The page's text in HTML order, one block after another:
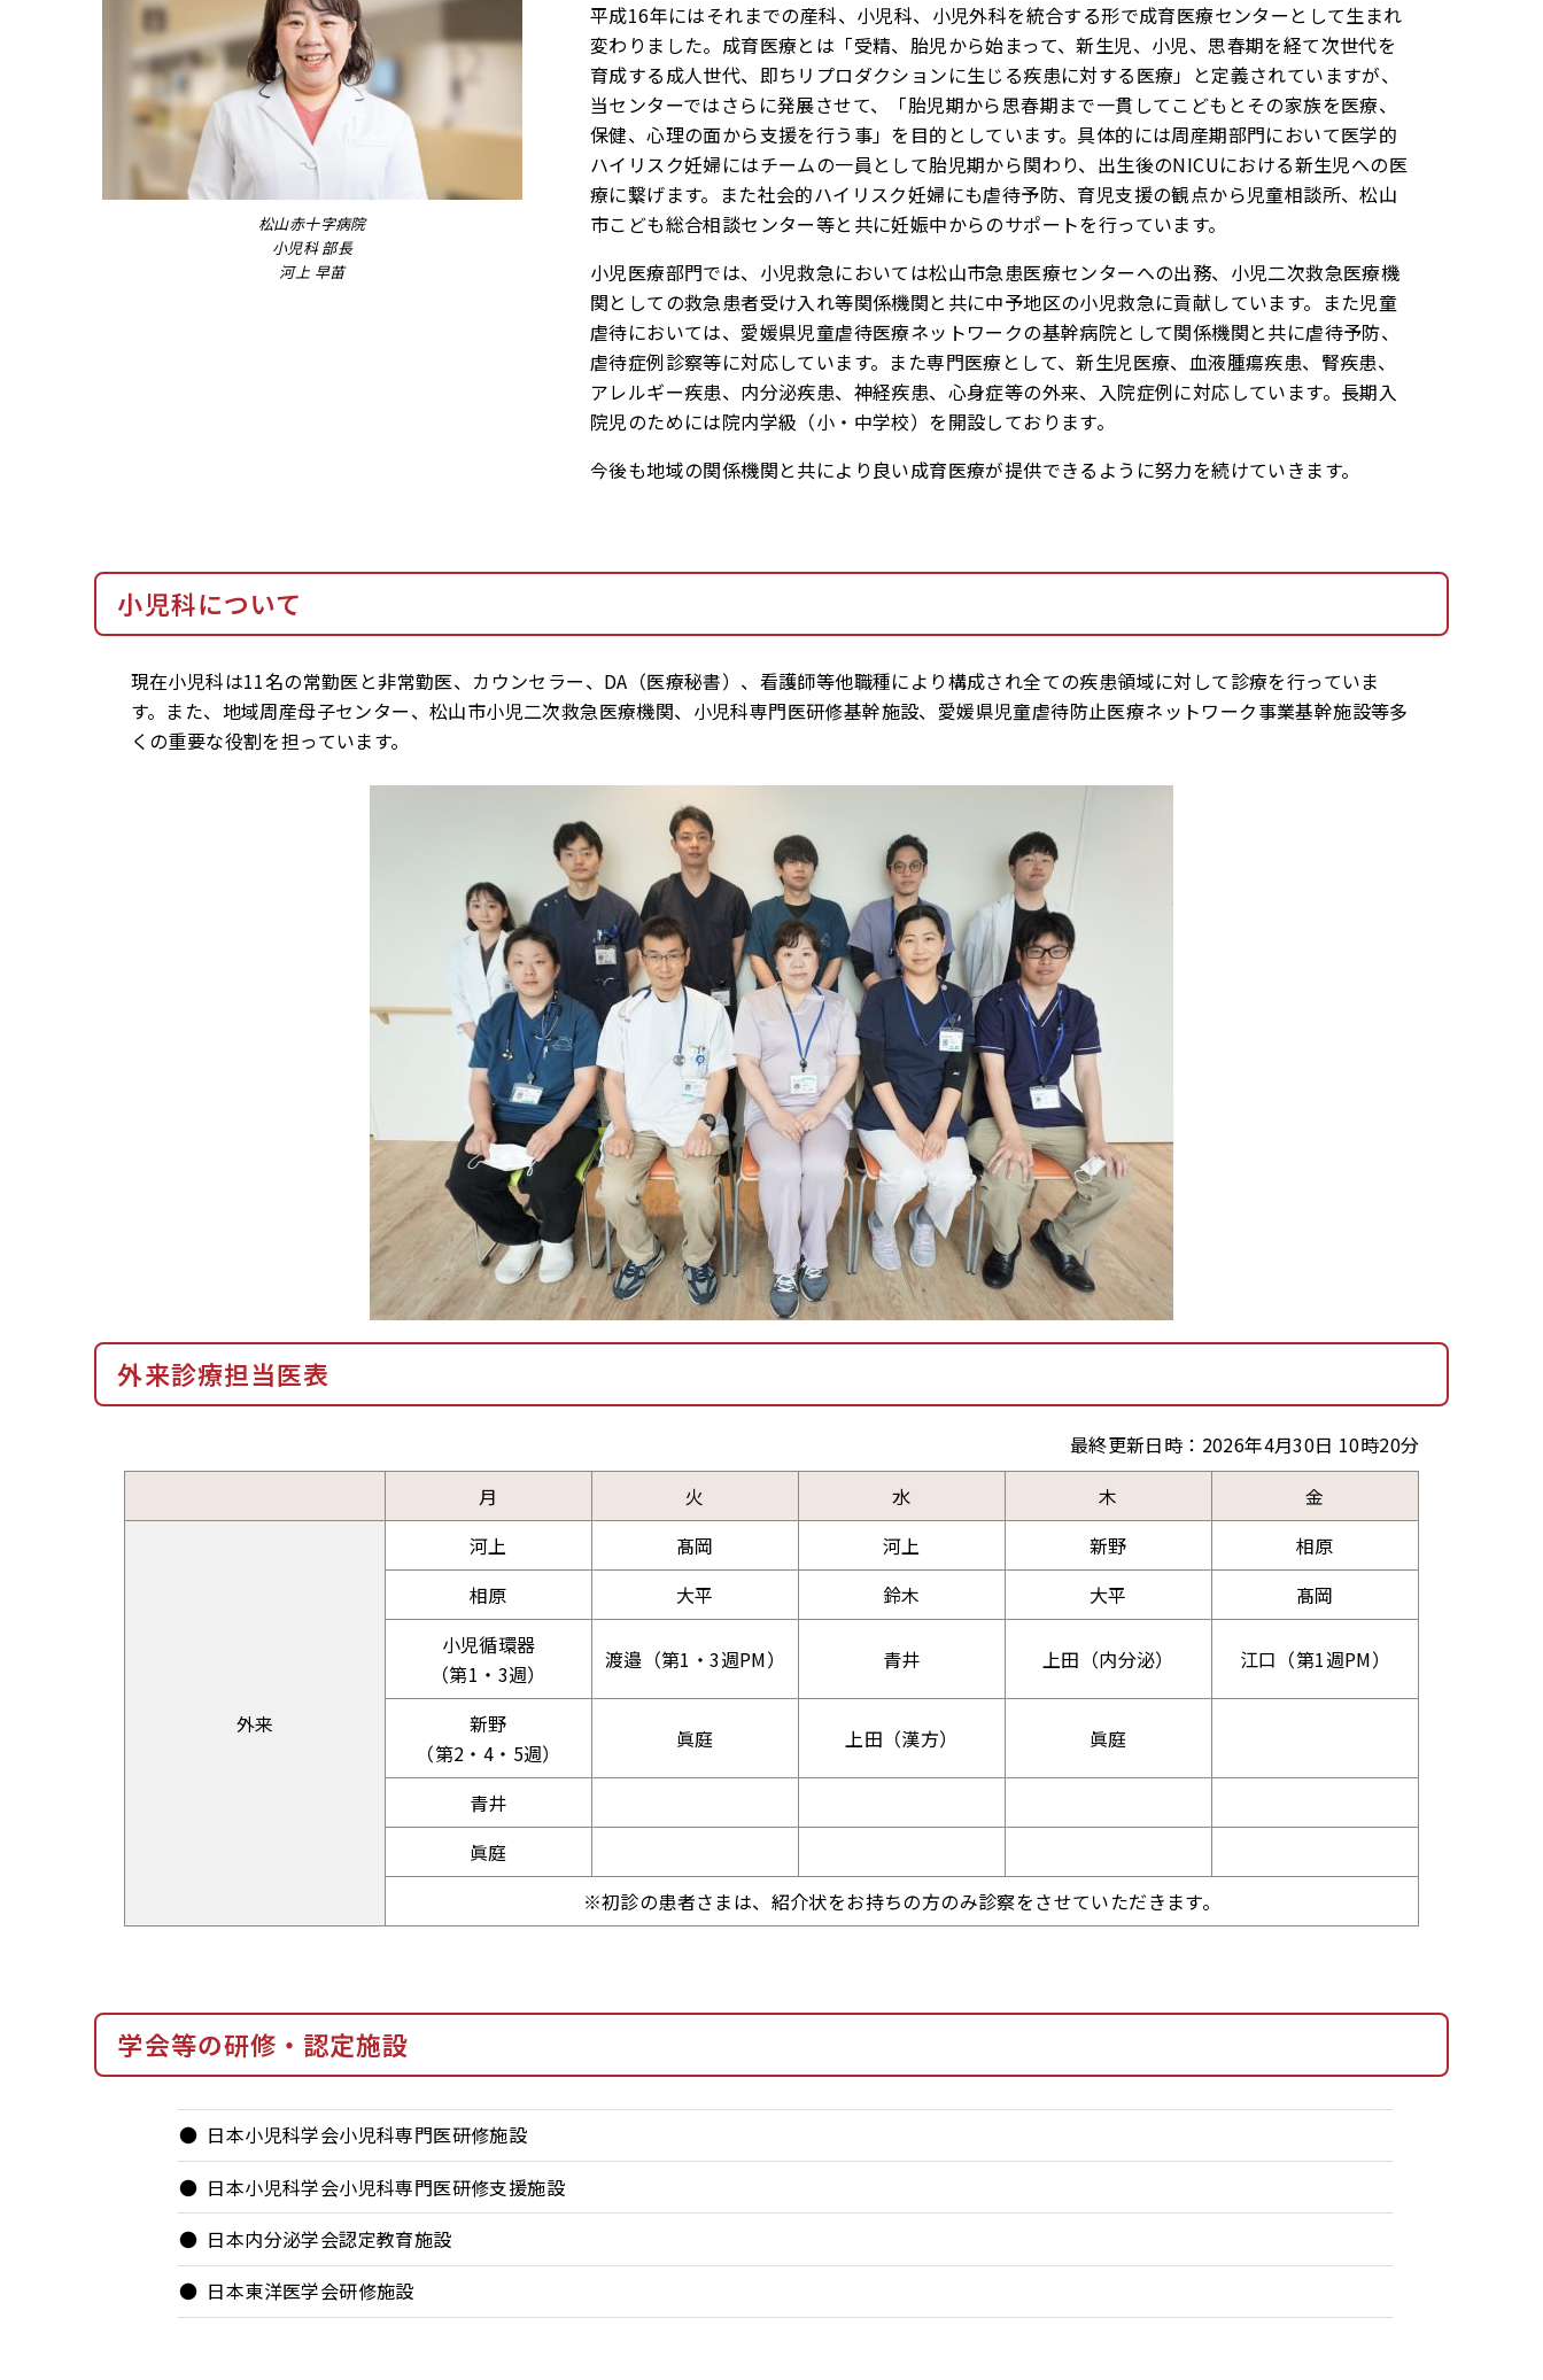
松山赤十字病院
小児科 部長
河上 早苗
平成16年にはそれまでの産科、小児科、小児外科を統合する形で成育医療センターとして生まれ
変わりました。成育医療とは「受精、胎児から始まって、新生児、小児、思春期を経て次世代を
育成する成人世代、即ちリプロダクションに生じる疾患に対する医療」と定義されていますが、
当センターではさらに発展させて、「胎児期から思春期まで一貫してこどもとその家族を医療、
保健、心理の面から支援を行う事」を目的としています。具体的には周産期部門において医学的
ハイリスク妊婦にはチームの一員として胎児期から関わり、出生後のNICUにおける新生児への医
療に繋げます。また社会的ハイリスク妊婦にも虐待予防、育児支援の観点から児童相談所、松山
市こども総合相談センター等と共に妊娠中からのサポートを行っています。
小児医療部門では、小児救急においては松山市急患医療センターへの出務、小児二次救急医療機
関としての救急患者受け入れ等関係機関と共に中予地区の小児救急に貢献しています。また児童
虐待においては、愛媛県児童虐待医療ネットワークの基幹病院として関係機関と共に虐待予防、
虐待症例診察等に対応しています。また専門医療として、新生児医療、血液腫瘍疾患、腎疾患、
アレルギー疾患、内分泌疾患、神経疾患、心身症等の外来、入院症例に対応しています。長期入
院児のためには院内学級（小・中学校）を開設しております。
今後も地域の関係機関と共により良い成育医療が提供できるように努力を続けていきます。
小児科について
現在小児科は11名の常勤医と非常勤医、カウンセラー、DA（医療秘書）、看護師等他職種により構成され全ての疾患領域に対して診療を行っていま
す。また、地域周産母子センター、松山市小児二次救急医療機関、小児科専門医研修基幹施設、愛媛県児童虐待防止医療ネットワーク事業基幹施設等多
くの重要な役割を担っています。
外来診療担当医表
最終更新日時：2026年4月30日 10時20分
月
火 水 木 金
外来
河上 髙岡 河上 新野
相原
相原
大平 鈴木 大平
髙岡
小児循環器
（第1・3週）
渡邉（第1・3週PM） 青井 上田（内分泌） 江口（第1週PM）
新野
（第2・4・5週）
眞庭 上田（漢方） 眞庭
青井
眞庭
※初診の患者さまは、紹介状をお持ちの方のみ診察をさせていただきます。
学会等の研修・認定施設
日本小児科学会小児科専門医研修施設
日本小児科学会小児科専門医研修支援施設
日本内分泌学会認定教育施設
日本東洋医学会研修施設